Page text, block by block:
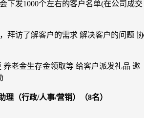
下发1000个左右的客户名单(在公司成交
拜访了解客户的需求 解决客户的问题 协
养老金生存金领取等 给客户派发礼品 邀
理（行政/人事/营销）（8名）